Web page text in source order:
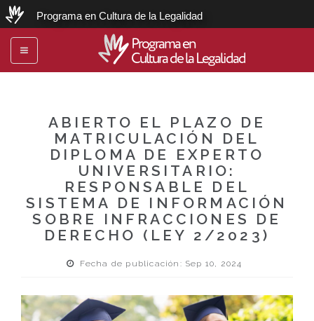
Programa en Cultura de la Legalidad
Toggle
navigation
Programa en
Cultura de la Legalidad
ABIERTO EL PLAZO DE
MATRICULACIÓN DEL
DIPLOMA DE EXPERTO
UNIVERSITARIO:
RESPONSABLE DEL
SISTEMA DE INFORMACIÓN
SOBRE INFRACCIONES DE
DERECHO (LEY 2/2023)
Fecha de publicación: Sep 10, 2024